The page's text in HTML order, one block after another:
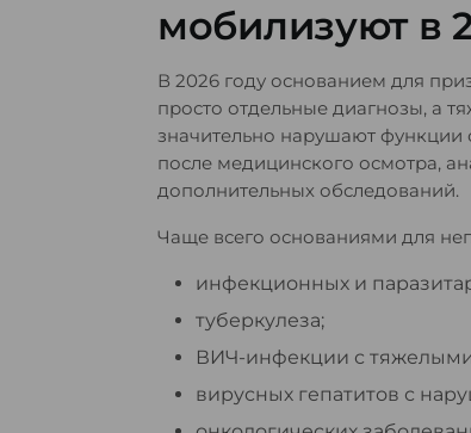
мобилизуют в
В 2026 году основанием для
просто отдельные диагнозы, а
значительно нарушают
после медицинского осмотра,
дополнительных обследований.
Чаще всего основаниями для
инфекционных и
туберкулеза;
ВИЧ-инфекции с
вирусных гепатитов с